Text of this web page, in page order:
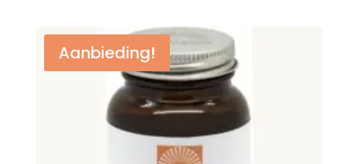
€19,95.€17,10.
Aanbieding!